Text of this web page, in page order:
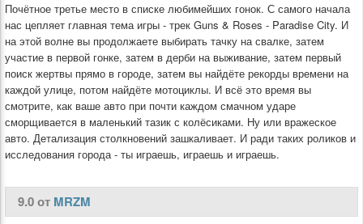
Почётное третье место в списке любимейших гонок. С самого начала
нас цепляет главная тема игры - трек Guns & Roses - Paradise City. И
на этой волне вы продолжаете выбирать тачку на свалке, затем
участие в первой гонке, затем в дерби на выживание, затем первый
поиск жертвы прямо в городе, затем вы найдёте рекорды времени на
каждой улице, потом найдёте мотоциклы. И всё это время вы
смотрите, как ваше авто при почти каждом смачном ударе
сморщивается в маленький тазик с колёсиками. Ну или вражеское
авто. Детализация столкновений зашкаливает. И ради таких роликов и
исследования города - ты играешь, играешь и играешь.
9.0 от MRZM